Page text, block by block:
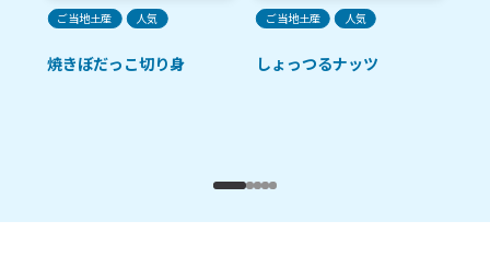
ご当地土産 人気
焼きぼだっこ切り身
ご当地土産 人気
しょっつるナッツ